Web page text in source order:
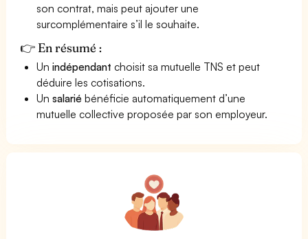
son contrat, mais peut ajouter une
surcomplémentaire s’il le souhaite.
👉 En résumé :
Unindépendant choisit sa mutuelle TNS et peut
déduire les cotisations.
Unsalarié bénéficie automatiquement d’une
mutuelle collective proposée par son employeur.